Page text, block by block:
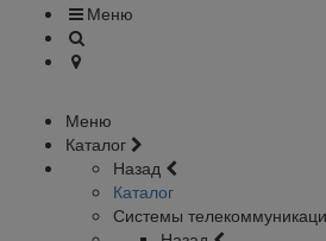
Меню
Меню
Каталог
Назад
Каталог
Системы